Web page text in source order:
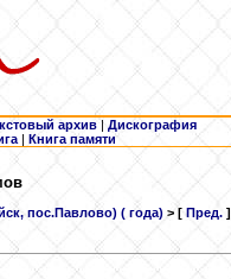
архив | Дискография
| Книга памяти
пос.Павлово) ( года) > [ Пред.]